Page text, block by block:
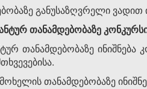
განუსაზღვრელი ვადით
თანამდებობაზე
თანამდებობაზე
თანამდებობაზე